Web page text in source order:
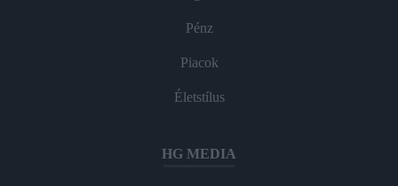
Pénz
Piacok
Életstílus
HG MEDIA